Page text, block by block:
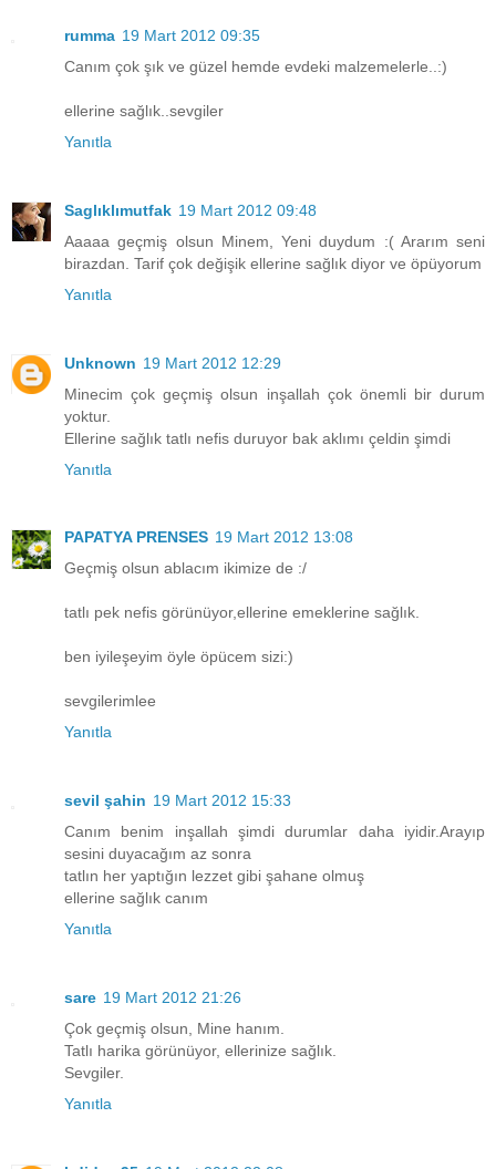
rumma 19 Mart 2012 09:35
Canım çok şık ve güzel hemde evdeki malzemelerle..:)
ellerine sağlık..sevgiler
Yanıtla
Saglıklımutfak 19 Mart 2012 09:48
Aaaaa geçmiş olsun Minem, Yeni duydum :( Ararım seni
birazdan. Tarif çok değişik ellerine sağlık diyor ve öpüyorum
Yanıtla
Unknown 19 Mart 2012 12:29
Minecim çok geçmiş olsun inşallah çok önemli bir durum
yoktur.
Ellerine sağlık tatlı nefis duruyor bak aklımı çeldin şimdi
Yanıtla
PAPATYA PRENSES 19 Mart 2012 13:08
Geçmiş olsun ablacım ikimize de :/
tatlı pek nefis görünüyor,ellerine emeklerine sağlık.
ben iyileşeyim öyle öpücem sizi:)
sevgilerimlee
Yanıtla
sevil şahin 19 Mart 2012 15:33
Canım benim inşallah şimdi durumlar daha iyidir.Arayıp
sesini duyacağım az sonra
tatlın her yaptığın lezzet gibi şahane olmuş
ellerine sağlık canım
Yanıtla
sare 19 Mart 2012 21:26
Çok geçmiş olsun, Mine hanım.
Tatlı harika görünüyor, ellerinize sağlık.
Sevgiler.
Yanıtla